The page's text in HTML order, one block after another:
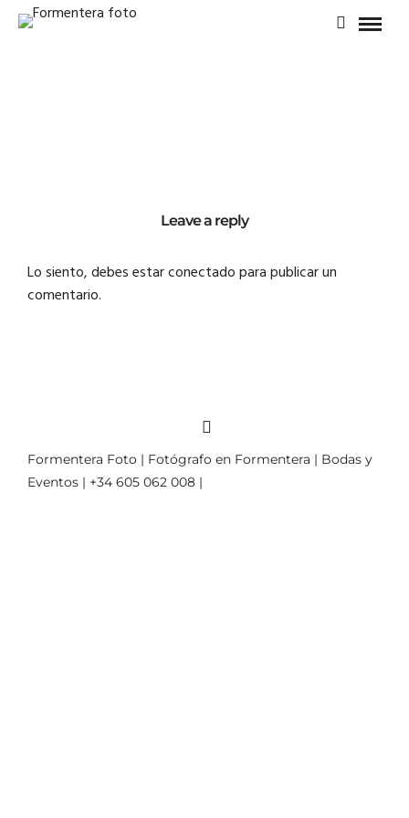
Leave a reply
Lo siento, debes estarconectadopara publicar un
comentario.
Formentera Foto | Fotógrafo en Formentera | Bodas y
Eventos | +34 605 062 008 |